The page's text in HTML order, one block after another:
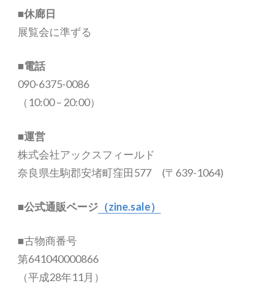
■休廊日
展覧会に準ずる
■電話
090-6375-0086
（10:00 – 20:00）
■運営
株式会社アックスフィールド
奈良県生駒郡安堵町窪田577 (〒639-1064)
■公式通販ページ （zine.sale）
■古物商番号
第641040000866
（平成28年11月）